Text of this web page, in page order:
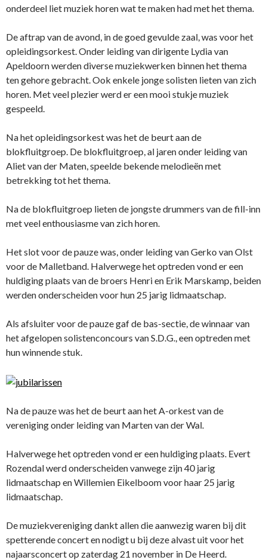
onderdeel liet muziek horen wat te maken had met het thema.
De aftrap van de avond, in de goed gevulde zaal, was voor het
opleidingsorkest. Onder leiding van dirigente Lydia van
Apeldoorn werden diverse muziekwerken binnen het thema
ten gehore gebracht. Ook enkele jonge solisten lieten van zich
horen. Met veel plezier werd er een mooi stukje muziek
gespeeld.
Na het opleidingsorkest was het de beurt aan de
blokfluitgroep. De blokfluitgroep, al jaren onder leiding van
Aliet van der Maten, speelde bekende melodieën met
betrekking tot het thema.
Na de blokfluitgroep lieten de jongste drummers van de fill-inn
met veel enthousiasme van zich horen.
Het slot voor de pauze was, onder leiding van Gerko van Olst
voor de Malletband. Halverwege het optreden vond er een
huldiging plaats van de broers Henri en Erik Marskamp, beiden
werden onderscheiden voor hun 25 jarig lidmaatschap.
Als afsluiter voor de pauze gaf de bas-sectie, de winnaar van
het afgelopen solistenconcours van S.D.G., een optreden met
hun winnende stuk.
Na de pauze was het de beurt aan het A-orkest van de
vereniging onder leiding van Marten van der Wal.
Halverwege het optreden vond er een huldiging plaats. Evert
Rozendal werd onderscheiden vanwege zijn 40 jarig
lidmaatschap en Willemien Eikelboom voor haar 25 jarig
lidmaatschap.
De muziekvereniging dankt allen die aanwezig waren bij dit
spetterende concert en nodigt u bij deze alvast uit voor het
najaarsconcert op zaterdag 21 november in De Heerd.